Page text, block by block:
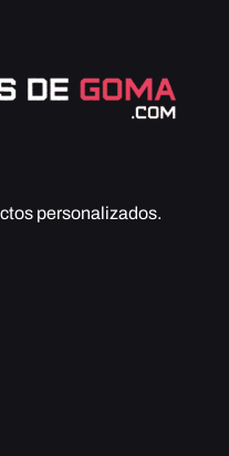
personalizados.